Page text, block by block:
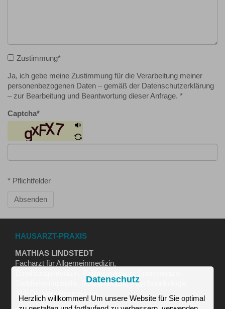
Zustimmung*
Ja, ich gebe meine Zustimmung für die Verarbeitung meiner
personenbezogenen Daten – gemäß der Datenschutzerklärung
– zur Bearbeitung und Beantwortung dieser Anfrage. *
Captcha*
* Pflichtfelder
Absenden
HAUSARZT-PRAXIS
MATHIAS LINDSTEDT
Facharzt für Allgemeinmedizin,
Gelbfieberimpstelle, Reisemedizin, Psychoonkologie
(WPO), Verkehrsmedizin
Datenschutz
Herzlich willkommen! Um unsere Website für Sie optimal